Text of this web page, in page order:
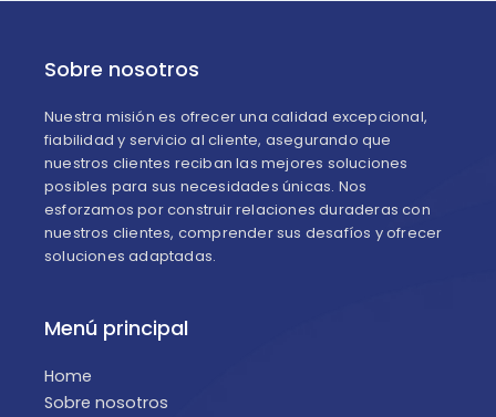
Sobre nosotros
Nuestra misión es ofrecer una calidad excepcional,
fiabilidad y servicio al cliente, asegurando que
nuestros clientes reciban las mejores soluciones
posibles para sus necesidades únicas. Nos
esforzamos por construir relaciones duraderas con
nuestros clientes, comprender sus desafíos y ofrecer
soluciones adaptadas.
Menú principal
Home
Sobre nosotros